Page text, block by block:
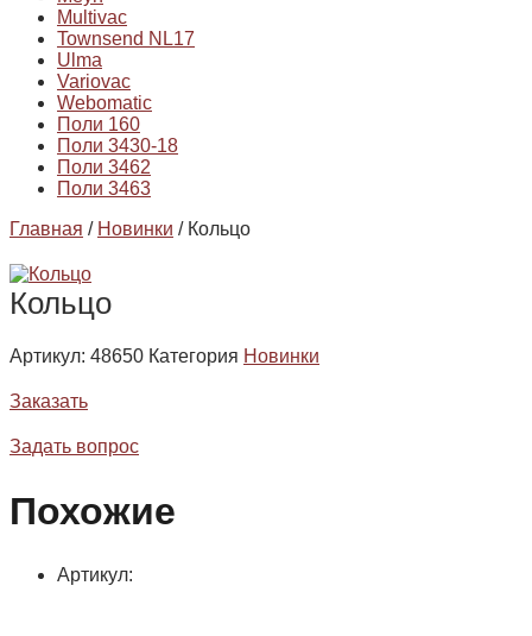
Multivac
Townsend NL17
Ulma
Variovac
Webomatic
Поли 160
Поли 3430-18
Поли 3462
Поли 3463
Главная / Новинки / Кольцо
Кольцо
Артикул: 48650 Категория Новинки
Заказать
Задать вопрос
Похожие
Артикул: